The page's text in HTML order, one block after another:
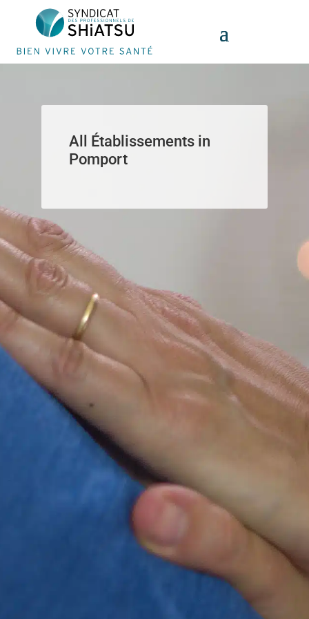
All Établissements in
Pomport
Panneau de gestion des cookies